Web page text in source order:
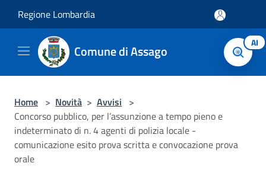
Regione Lombardia
Comune di Assago AI
Home > Novità > Avvisi >
Concorso pubblico, per l’assunzione a tempo pieno e
indeterminato di n. 4 agenti di polizia locale -
comunicazione esito prova scritta e convocazione prova
orale